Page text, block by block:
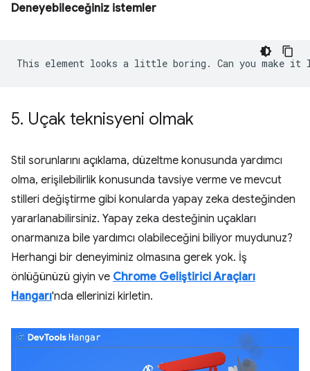
Deneyebileceğiniz istemler
5. Uçak teknisyeni olmak
Stil sorunlarını açıklama, düzeltme konusunda yardımcı
olma, erişilebilirlik konusunda tavsiye verme ve mevcut
stilleri değiştirme gibi konularda yapay zeka desteğinden
yararlanabilirsiniz. Yapay zeka desteğinin uçakları
onarmanıza bile yardımcı olabileceğini biliyor muydunuz?
Herhangi bir deneyiminiz olmasına gerek yok. İş
önlüğünüzü giyin ve Chrome Geliştirici Araçları
Hangarı'nda ellerinizi kirletin.